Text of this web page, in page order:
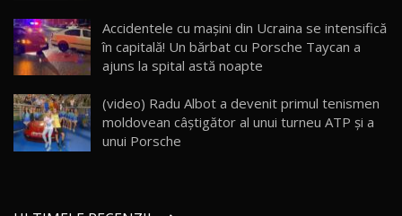
25
mai Exclusiv și Puternic Defender Testat în
Moldova
32:21
26
AutoBlog.MD
10:57
Accidentele cu maşini din Ucraina se intensifică
în capitală! Un bărbat cu Porsche Taycan a
ajuns la spital astă noapte
(video) Radu Albot a devenit primul tenismen
moldovean câştigător al unui turneu ATP şi a
unui Porsche